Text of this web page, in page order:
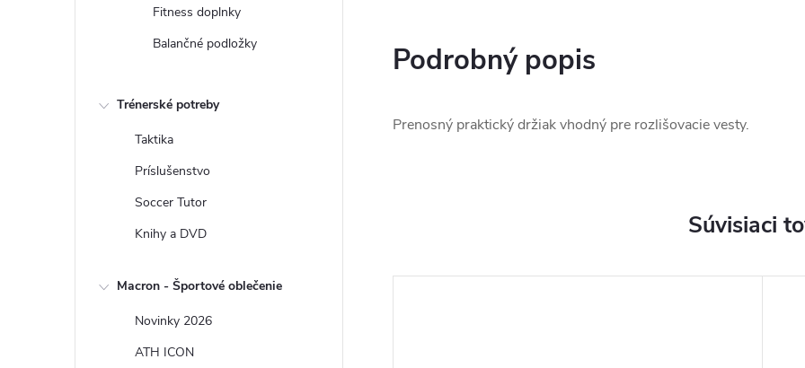
Fitness doplnky
Balančné podložky
Trénerské potreby
Taktika
Príslušenstvo
Soccer Tutor
Knihy a DVD
Macron - Športové oblečenie
Novinky 2026
ATH ICON
Podrobný popis
Prenosný praktický držiak vhodný pre rozlišovacie vesty.
Súvisiaci